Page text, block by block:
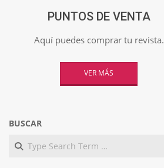
PUNTOS DE VENTA
Aquí puedes comprar tu revista.
VER MÁS
BUSCAR
Search